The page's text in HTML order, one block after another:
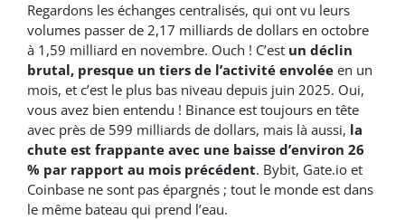
Regardons les échanges centralisés, qui ont vu leurs
volumes passer de 2,17 milliards de dollars en octobre
à 1,59 milliard en novembre. Ouch ! C’est un déclin
brutal, presque un tiers de l’activité envolée en un
mois, et c’est le plus bas niveau depuis juin 2025. Oui,
vous avez bien entendu ! Binance est toujours en tête
avec près de 599 milliards de dollars, mais là aussi, la
chute est frappante avec une baisse d’environ 26
% par rapport au mois précédent. Bybit, Gate.io et
Coinbase ne sont pas épargnés ; tout le monde est dans
le même bateau qui prend l’eau.